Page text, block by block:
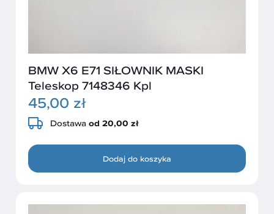
BMW X6 E71 SIŁOWNIK MASKI
Teleskop 7148346 Kpl
45,00 zł
Dostawa od 20,00 zł
Dodaj do koszyka